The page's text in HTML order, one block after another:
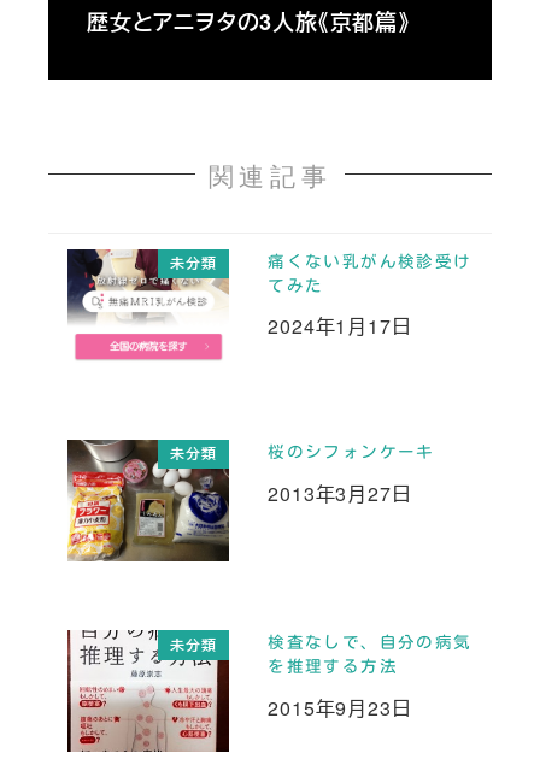
歴女とアニヲタの3人旅《京都篇》
関連記事
未分類
痛くない乳がん検診受け
てみた
投稿日
2024年1月17日
未分類 桜のシフォンケーキ
投稿日
2013年3月27日
未分類
検査なしで、自分の病気
を推理する方法
投稿日
2015年9月23日